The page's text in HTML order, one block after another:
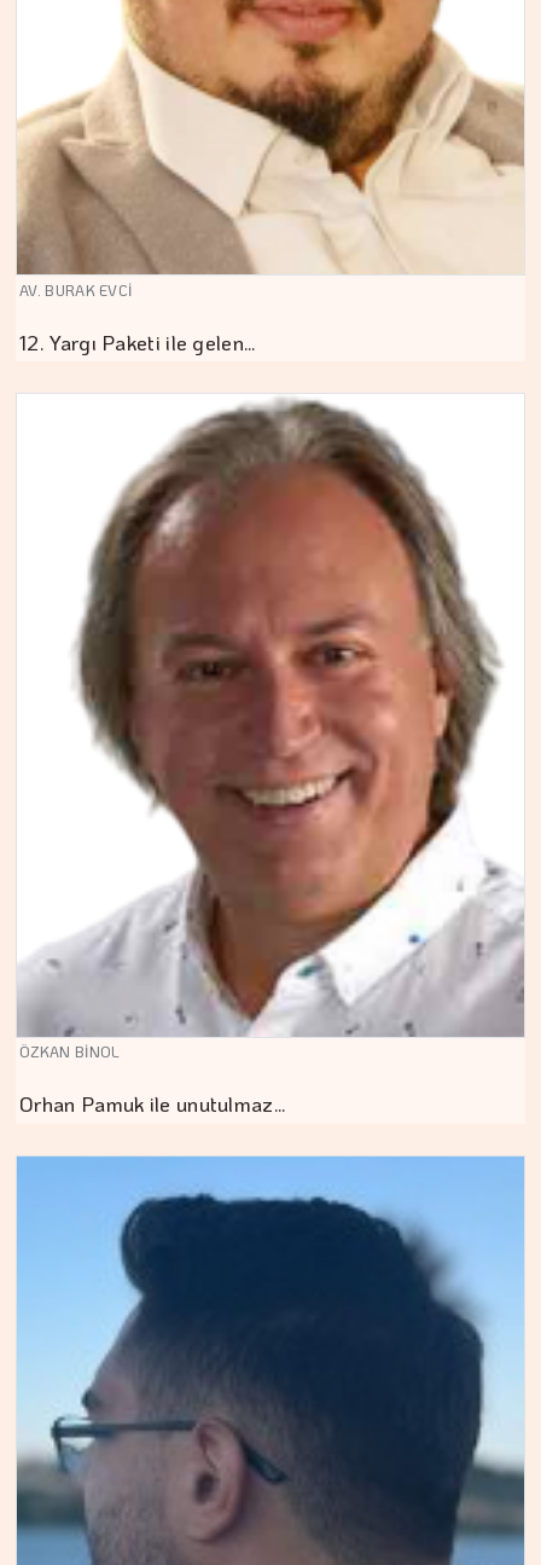
AV. BURAK EVCİ
12. Yargı Paketi ile gelen…
ÖZKAN BİNOL
Orhan Pamuk ile unutulmaz…